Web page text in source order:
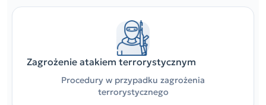
Zagrożenie atakiem terrorystycznym
Procedury w przypadku zagrożenia
terrorystycznego